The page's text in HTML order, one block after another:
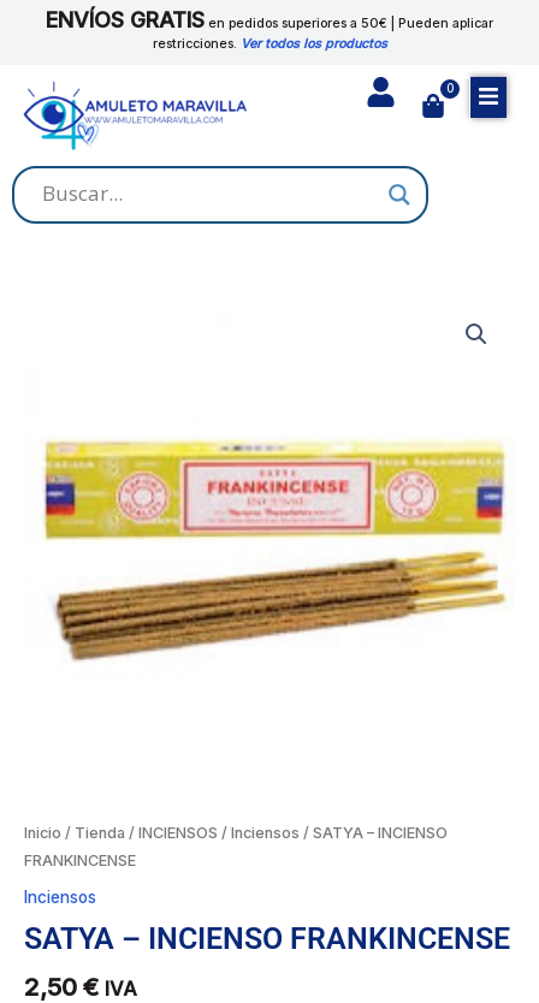
ENVÍOS GRATIS en pedidos superiores a 50€ | Pueden aplicar
restricciones. Ver todos los productos
0
Cart
Inicio / Tienda / INCIENSOS / Inciensos / SATYA – INCIENSO
FRANKINCENSE
Inciensos
SATYA – INCIENSO FRANKINCENSE
2,50 € IVA
FRANKINCENSE